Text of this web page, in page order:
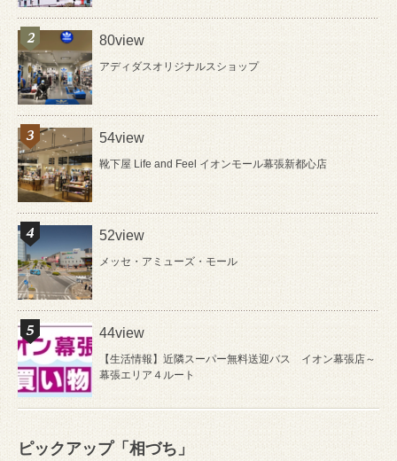
80view
アディダスオリジナルスショップ
54view
靴下屋 Life and Feel イオンモール幕張新都心店
52view
メッセ・アミューズ・モール
44view
【生活情報】近隣スーパー無料送迎バス イオン幕張店～
幕張エリア４ルート
ピックアップ「相づち」